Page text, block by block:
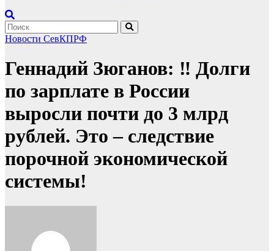
Новости СевКПРФ
Геннадий Зюганов: ‼️ Долги
по зарплате в России
выросли почти до 3 млрд
рублей. Это – следствие
порочной экономической
системы!